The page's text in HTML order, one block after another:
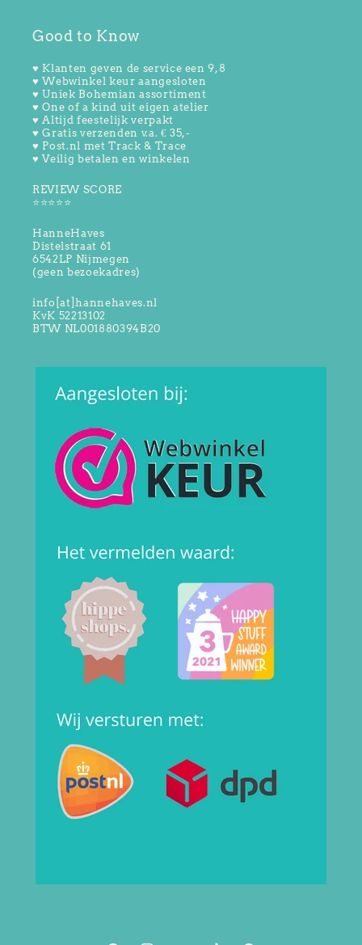
Good to Know
♥ Klanten geven de service een 9,8
♥ Webwinkel keur aangesloten
♥ Uniek Bohemian assortiment
♥ One of a kind uit eigen atelier
♥ Altijd feestelijk verpakt
♥ Gratis verzenden v.a. € 35,-
♥ Post.nl met Track & Trace
♥ Veilig betalen en winkelen
REVIEW SCORE
⭐️⭐️⭐️⭐️⭐️
HanneHaves
Distelstraat 61
6542LP Nijmegen
(geen bezoekadres)
info[at]hannehaves.nl
KvK 52213102
BTW NL001880394B20